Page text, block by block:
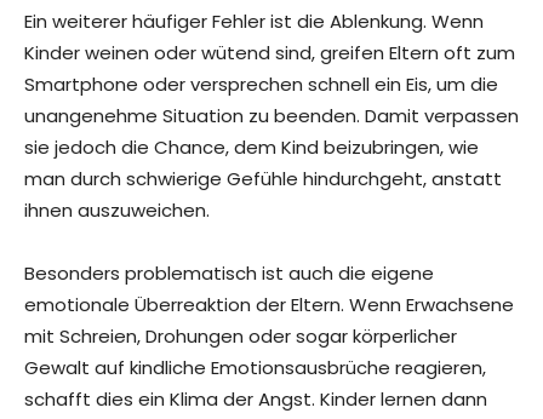
Ein weiterer häufiger Fehler ist die Ablenkung. Wenn
Kinder weinen oder wütend sind, greifen Eltern oft zum
Smartphone oder versprechen schnell ein Eis, um die
unangenehme Situation zu beenden. Damit verpassen
sie jedoch die Chance, dem Kind beizubringen, wie
man durch schwierige Gefühle hindurchgeht, anstatt
ihnen auszuweichen.
Besonders problematisch ist auch die eigene
emotionale Überreaktion der Eltern. Wenn Erwachsene
mit Schreien, Drohungen oder sogar körperlicher
Gewalt auf kindliche Emotionsausbrüche reagieren,
schafft dies ein Klima der Angst. Kinder lernen dann